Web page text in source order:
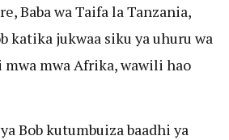
Baba wa Taifa la Tanzania,
katika jukwaa siku ya uhuru wa
mwa Afrika, wawili hao
Bob kutumbuiza baadhi ya